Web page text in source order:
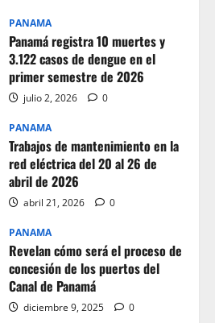
PANAMA
Panamá registra 10 muertes y
3.122 casos de dengue en el
primer semestre de 2026
julio 2, 2026 0
PANAMA
Trabajos de mantenimiento en la
red eléctrica del 20 al 26 de
abril de 2026
abril 21, 2026 0
PANAMA
Revelan cómo será el proceso de
concesión de los puertos del
Canal de Panamá
diciembre 9, 2025 0